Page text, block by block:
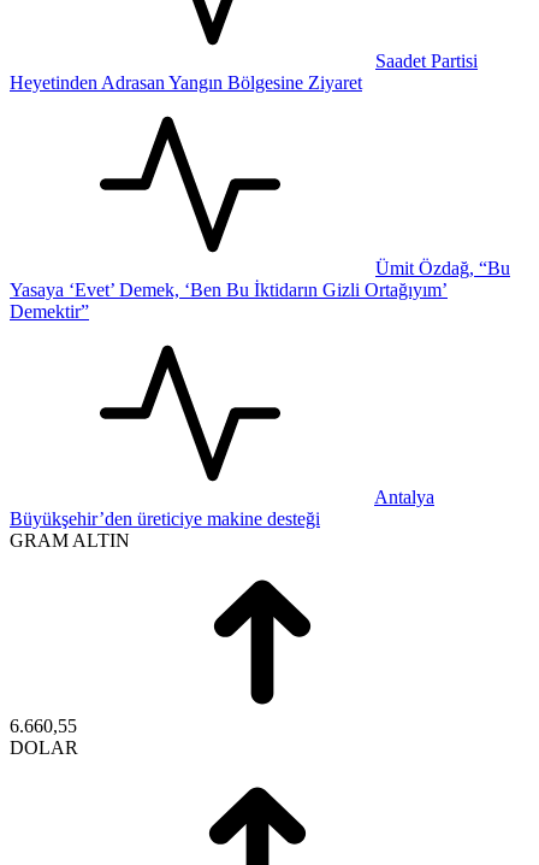
Saadet Partisi
Heyetinden Adrasan Yangın Bölgesine Ziyaret
Ümit Özdağ, “Bu
Yasaya ‘Evet’ Demek, ‘Ben Bu İktidarın Gizli Ortağıyım’
Demektir”
Antalya
Büyükşehir’den üreticiye makine desteği
GRAM ALTIN
6.660,55
DOLAR